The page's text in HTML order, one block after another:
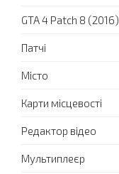
GTA 4 Patch 8 (2016)
Патчі
Місто
Карти місцевості
Редактор відео
Мультиплеєр